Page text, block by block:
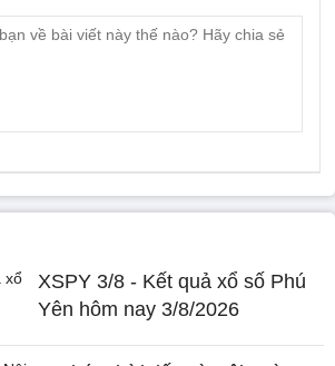
XSPY 3/8 - Kết quả xổ số Phú
Yên hôm nay 3/8/2026